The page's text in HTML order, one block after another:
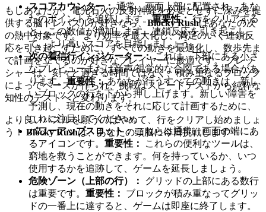
もしあなたが、電光石火の反射神経を必要とせずに深みを提
供する脳トレパズルが好きなら、Blocky Rushはあなたの次
の熱中対象です。 より効率を最大化し、満足のいく連鎖反
応を引き起こすために、すべての動きを最適化し、数歩先ま
で計画を立てるのが好きなプレイヤーに最適です。 プレッ
シャーは、刻々と過ぎる時間ではなく、積み重なるブロック
によってペースが作られ、挑戦はスピードテストから純粋な
知性のテストへと変わります。
より良いパズルを願うのはやめて、行をクリアし始めましょ
う！ Blocky Rushは、あなたの頭脳に今日挑戦します！
スコアカウンター：通常、画面上部に配置され、あな
たのポイントを追跡します。重要性： 行をクリアする
と、この数値が増加します。連鎖反応を引き起こし
て、より高いスコアを目指しましょう。
次の着信行インジケーター：これは、下部にある小さ
なプレビューまたは音声/視覚的な合図である場合があ
ります。重要性：あなたが行うすべての動きは、新し
いブロックの行を下から押し上げます。新しい障害を
予測し、現在の動きをそれに応じて計画するために、
これに注目してください。
パワーアップスロット：これらは通常、画面の端にあ
るアイコンです。 重要性：
これらの便利なツールは、
窮地を救うことができます。何を持っているか、いつ
使用するかを追跡して、ゲームを延長しましょう。
危険ゾーン（上部の行）：
グリッドの上部にある数行
は重要です。 重要性：
ブロックが積み重なってグリッ
ドの一番上に達すると、ゲームは即座に終了します。